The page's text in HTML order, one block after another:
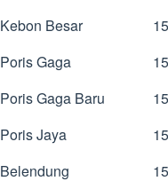
Kebon Besar
Poris Gaga
Poris Gaga Baru
Poris Jaya
Belendung